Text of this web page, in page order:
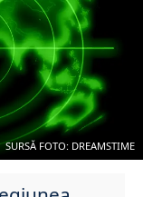
SURSĂ FOTO: DREAMSTIME